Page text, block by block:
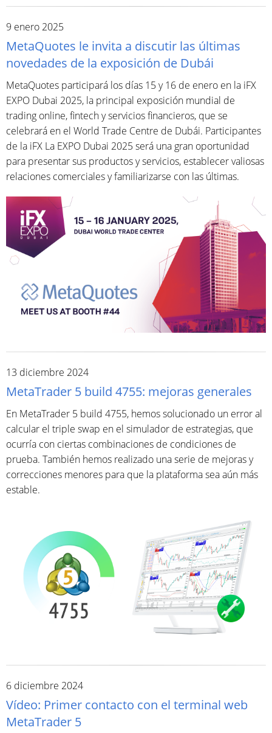
9 enero 2025
MetaQuotes le invita a discutir las últimas
novedades de la exposición de Dubái
MetaQuotes participará los días 15 y 16 de enero en la iFX
EXPO Dubai 2025, la principal exposición mundial de
trading online, fintech y servicios financieros, que se
celebrará en el World Trade Centre de Dubái. Participantes
de la iFX La EXPO Dubai 2025 será una gran oportunidad
para presentar sus productos y servicios, establecer valiosas
relaciones comerciales y familiarizarse con las últimas.
13 diciembre 2024
MetaTrader 5 build 4755: mejoras generales
En MetaTrader 5 build 4755, hemos solucionado un error al
calcular el triple swap en el simulador de estrategias, que
ocurría con ciertas combinaciones de condiciones de
prueba. También hemos realizado una serie de mejoras y
correcciones menores para que la plataforma sea aún más
estable.
6 diciembre 2024
Vídeo: Primer contacto con el terminal web
MetaTrader 5